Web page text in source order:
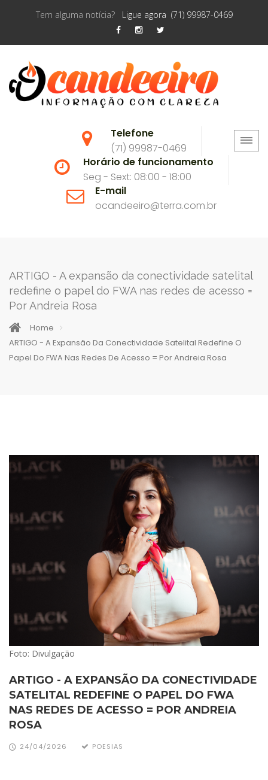
Tem alguma notícia? Ligue agora (71) 99987-0469
Telefone
(71) 99987-0469
Horário de funcionamento
Seg - Sext: 08:00 - 18:00
E-mail
ocandeeiro@terra.com.br
ARTIGO - A expansão da conectividade satelital
redefine o papel do FWA nas redes de acesso =
Por Andreia Rosa
Home
ARTIGO - A Expansão Da Conectividade Satelital Redefine O
Papel Do FWA Nas Redes De Acesso = Por Andreia Rosa
Foto: Divulgação
ARTIGO - A EXPANSÃO DA CONECTIVIDADE
SATELITAL REDEFINE O PAPEL DO FWA
NAS REDES DE ACESSO = POR ANDREIA
ROSA
24/04/2026 POESIAS